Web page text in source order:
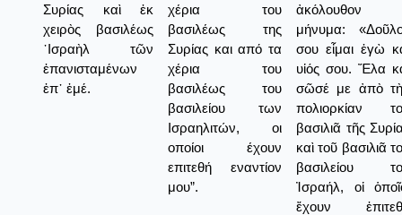
Συρίας καὶ ἐκ
χειρὸς βασιλέως
᾿Ισραὴλ τῶν
ἐπανισταμένων
ἐπ᾿ ἐμέ.
χέρια του
βασιλέως της
Συρίας και από τα
χέρια του
βασιλέως του
βασιλείου των
Ισραηλιτών, οι
οποίοι έχουν
επιτεθή εναντίον
μου”.
ἀκόλουθον
μήνυμα:
σου εἶμαι ἐγὼ
υἱός σου. Ἔλα
σῶσέ με ἀπὸ
πολιορκίαν
βασιλιᾶ τῆς
καὶ τοῦ βασιλιᾶ
βασιλείου
Ἰσραήλ, οἱ
ἔχουν